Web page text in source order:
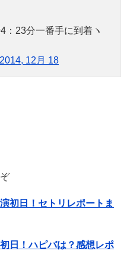
：23分一番手に到着ヽ
2014, 12月 18
初日！セトリレポートま
日！ハピバは？感想レポ